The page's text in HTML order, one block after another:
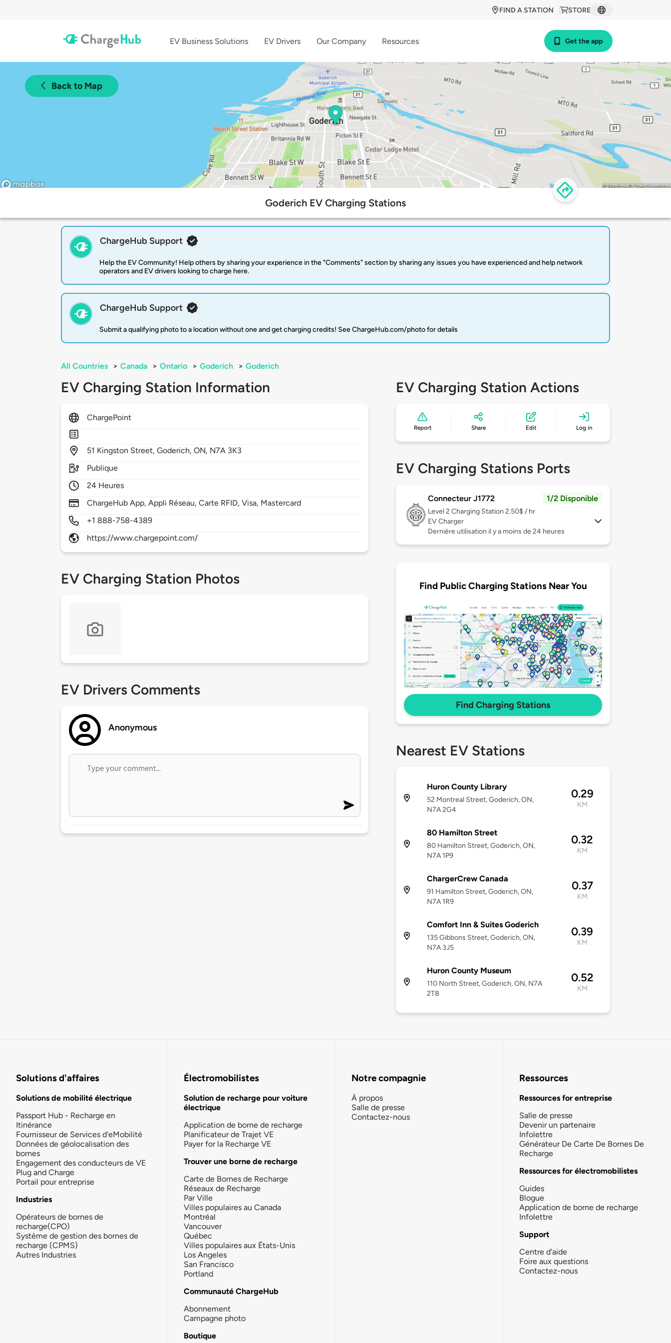
STORE
FIND A STATION
EV Business Solutions EV Drivers Our Company Resources Get the app
Back to Map
Goderich EV Charging Stations
ChargeHub Support
Help the EV Community! Help others by sharing your experience in the "Comments" section by sharing any issues you have experienced and help network
operators and EV drivers looking to charge here.
ChargeHub Support
Submit a qualifying photo to a location without one and get charging credits! See ChargeHub.com/photo for details
All Countries > Canada > Ontario > Goderich > Goderich
EV Charging Station Information
ChargePoint
51 Kingston Street,Goderich,ON, N7A 3K3
Publique
24 Heures
ChargeHub App, Appli Réseau, Carte RFID, Visa, Mastercard
+1 888-758-4389
https://www.chargepoint.com/
EV Charging Station Photos
EV Drivers Comments
Anonymous
EV Charging Station Actions
Report Share Edit Log in
EV Charging Stations Ports
Connecteur J1772 1/2 Disponible
Level 2 Charging Station 2.50$ / hr
EV Charger
Dernière utilisation il y a moins de 24 heures
Find Public Charging Stations Near You
Find Charging Stations
Nearest EV Stations
Huron County Library
52 Montreal Street, Goderich, ON,
N7A 2G4
0.29
KM
80 Hamilton Street
80 Hamilton Street, Goderich, ON,
N7A 1P9
0.32
KM
ChargerCrew Canada
91 Hamilton Street, Goderich, ON,
N7A 1R9
0.37
KM
Comfort Inn & Suites Goderich
135 Gibbons Street, Goderich, ON,
N7A 3J5
0.39
KM
Huron County Museum
110 North Street, Goderich, ON, N7A
2T8
0.52
KM
Solutions d'affaires
Solutions de mobilité électrique
Passport Hub - Recharge en
Itinérance
Fournisseur de Services d'eMobilité
Données de géolocalisation des
bornes
Engagement des conducteurs de VE
Plug and Charge
Portail pour entreprise
Industries
Opérateurs de bornes de
recharge(CPO)
Système de gestion des bornes de
recharge (CPMS)
Autres Industries
Électromobilistes
Solution de recharge pour voiture
électrique
Application de borne de recharge
Planificateur de Trajet VE
Payer for la Recharge VE
Trouver une borne de recharge
Carte de Bornes de Recharge
Réseaux de Recharge
Par Ville
Villes populaires au Canada
Montréal
Vancouver
Québec
Villes populaires aux États-Unis
Los Angeles
San Francisco
Portland
Communauté ChargeHub
Abonnement
Campagne photo
Boutique
Notre compagnie
À propos
Salle de presse
Contactez-nous
Ressources
Ressources for entreprise
Salle de presse
Devenir un partenaire
Infolettre
Générateur De Carte De Bornes De
Recharge
Ressources for électromobilistes
Guides
Blogue
Application de borne de recharge
Infolettre
Support
Centre d'aide
Foire aux questions
Contactez-nous